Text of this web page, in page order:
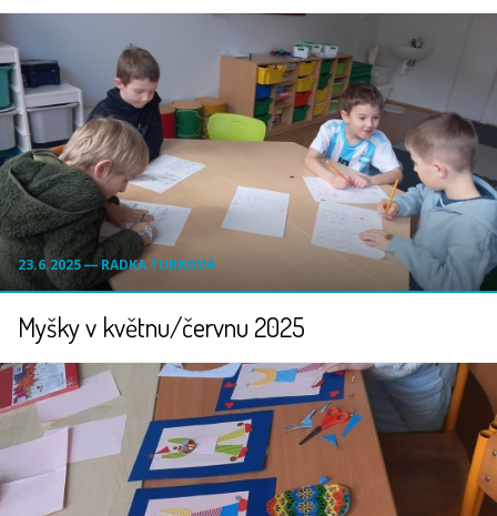
23.6.2025 ― RADKA TURKOVÁ
Myšky v květnu/červnu 2025